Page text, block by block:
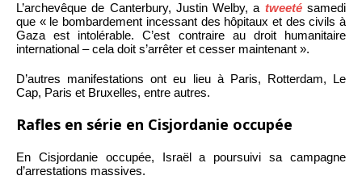
L’archevêque de Canterbury, Justin Welby, a tweetésamedi
que « le bombardement incessant des hôpitaux et des civils à
Gaza est intolérable. C’est contraire au droit humanitaire
international – cela doit s’arrêter et cesser maintenant ».
D’autres manifestations ont eu lieu à Paris, Rotterdam, Le
Cap, Paris et Bruxelles, entre autres.
Rafles en série en Cisjordanie occupée
En Cisjordanie occupée, Israël a poursuivi sa campagne
d’arrestations massives.